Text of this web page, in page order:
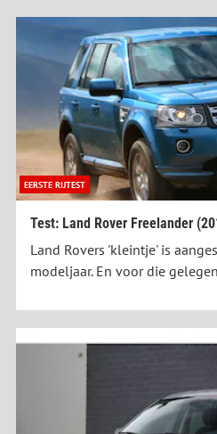
EERSTE RIJTEST
Test: Land Rover Freelander
Land Rovers 'kleintje' is
modeljaar. En voor die